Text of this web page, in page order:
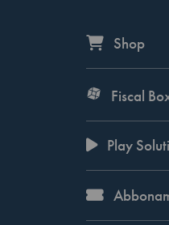
Shop
Fiscal
Play